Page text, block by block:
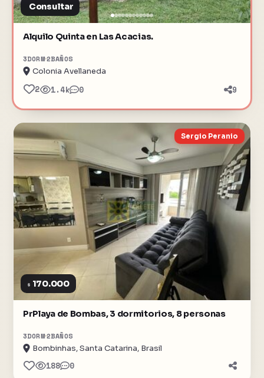
Consultar
Alquilo Quinta en Las Acacias.
3DORM2BAÑOS
Colonia Avellaneda
2 1.4k 0 9
Sergio Peranio
$ 170.000
PrPlaya de Bombas, 3 dormitorios, 8 personas
3DORM2BAÑOS
Bombinhas, Santa Catarina, Brasil
188 0